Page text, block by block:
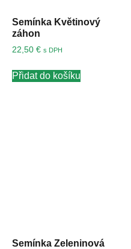
Semínka Květinový
záhon
22,50 € s DPH
Přidat do košíku
Semínka Zeleninová